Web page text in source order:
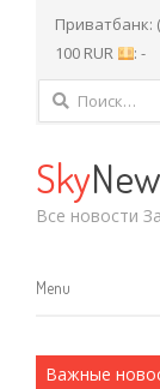
Приватбанк:
100 RUR
: -
Найти:
Sky
Все новости
Menu
Menu
Важные
и армейские